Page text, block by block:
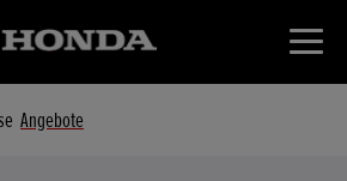
Angebote